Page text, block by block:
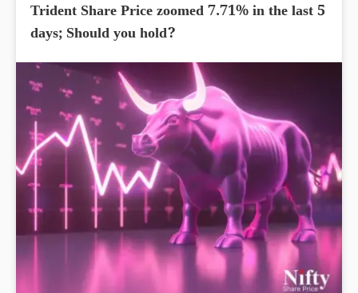
Trident Share Price zoomed 7.71% in the last 5
days; Should you hold?